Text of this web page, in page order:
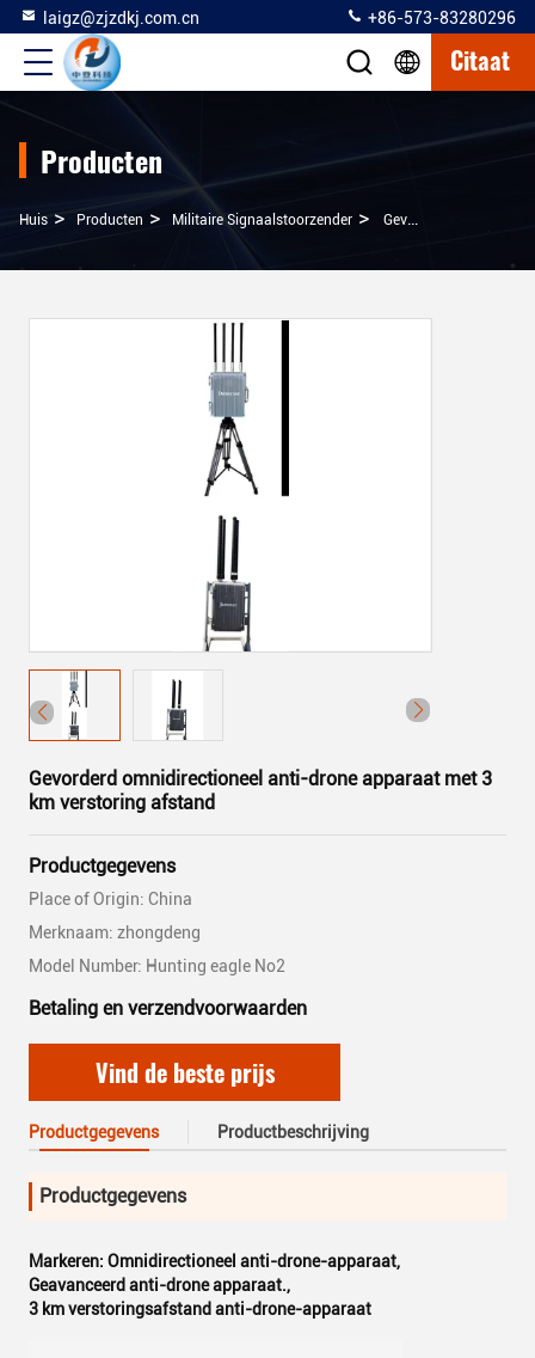
laigz@zjzdkj.com.cn +86-573-83280296
Citaat
Producten
Huis > Producten > Militaire Signaalstoorzender > Gevorderd Omnidirectioneel Anti-Drone Apparaat Met 3 Km Verstoring Afstand
Gevorderd omnidirectioneel anti-drone apparaat met 3
km verstoring afstand
Productgegevens
Place of Origin: China
Merknaam: zhongdeng
Model Number: Hunting eagle No2
Betaling en verzendvoorwaarden
Vind de beste prijs
Productgegevens Productbeschrijving
Productgegevens
Markeren: Omnidirectioneel anti-drone-apparaat,
Geavanceerd anti-drone apparaat.,
3 km verstoringsafstand anti-drone-apparaat